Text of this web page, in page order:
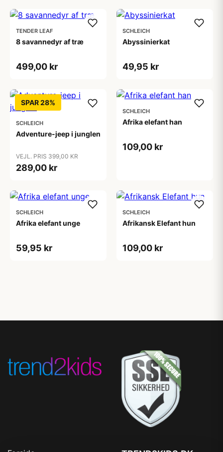
TENDER LEAF
8 savannedyr af træ
499,00 kr
SCHLEICH
Abyssinierkat
49,95 kr
SPAR 28%
SCHLEICH
Adventure-jeep i junglen
VEJL. PRIS 399,00 KR
289,00 kr
SCHLEICH
Afrika elefant han
109,00 kr
SCHLEICH
Afrika elefant unge
59,95 kr
SCHLEICH
Afrikansk Elefant hun
109,00 kr